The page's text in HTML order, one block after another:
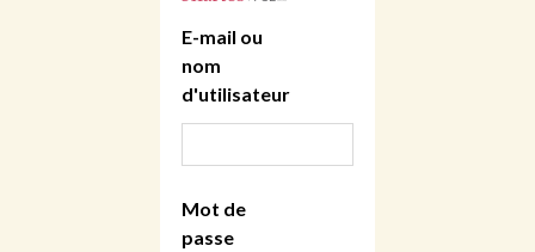
E-mail ou
nom
d'utilisateur
Mot de
passe